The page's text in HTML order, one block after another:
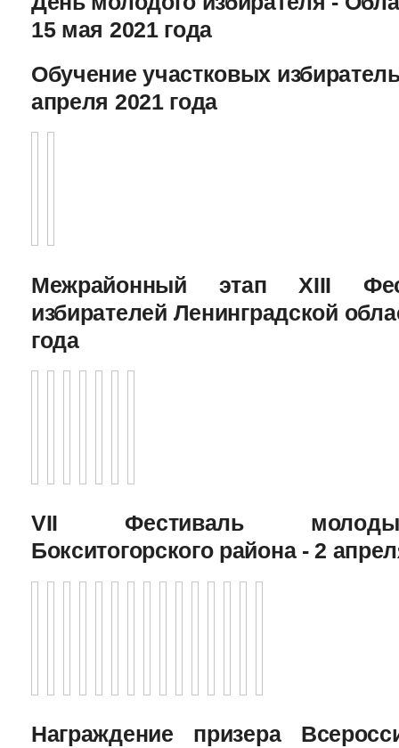
15 мая 2021 года
Обучение участковых
апреля 2021 года
Межрайонный этап XIII
избирателей Ленинградской
года
VII Фестиваль
Бокситогорского района - 2
Награждение призера